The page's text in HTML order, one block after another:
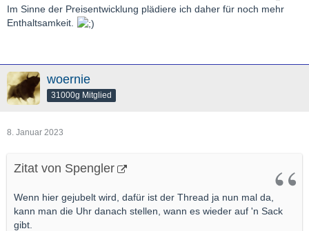
Im Sinne der Preisentwicklung plädiere ich daher für noch mehr
Enthaltsamkeit.
woernie
31000g Mitglied
8. Januar 2023
Zitat von Spengler
Wenn hier gejubelt wird, dafür ist der Thread ja nun mal da,
kann man die Uhr danach stellen, wann es wieder auf 'n Sack
gibt.